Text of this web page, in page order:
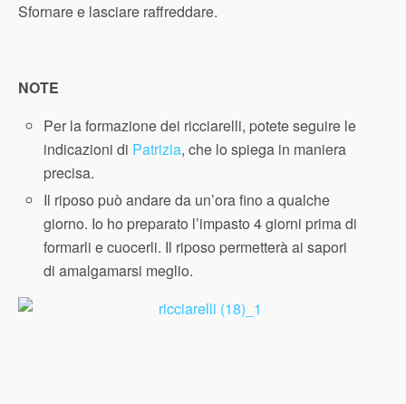
Sfornare e lasciare raffreddare.
NOTE
Per la formazione dei ricciarelli, potete seguire le
indicazioni di Patrizia, che lo spiega in maniera
precisa.
Il riposo può andare da un’ora fino a qualche
giorno. Io ho preparato l’impasto 4 giorni prima di
formarli e cuocerli. Il riposo permetterà ai sapori
di amalgamarsi meglio.